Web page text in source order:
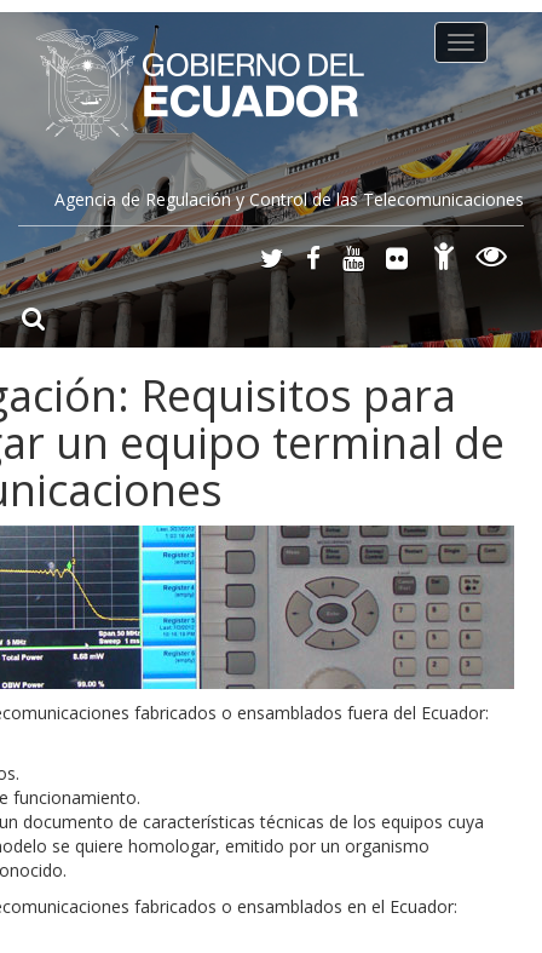
Agencia de Regulación y Control de las Telecomunicaciones
Toggle
navigation
Requisitos para
un equipo terminal de
fabricados o ensamblados fuera del Ecuador:
funcionamiento.
documento de características técnicas de los equipos cuya
se quiere homologar, emitido por un organismo
fabricados o ensamblados en el Ecuador: